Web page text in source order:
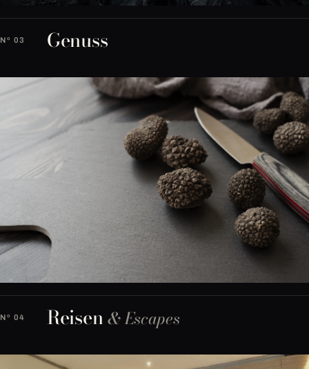
Nº 03 Genuss
Nº 04 Reisen& Escapes